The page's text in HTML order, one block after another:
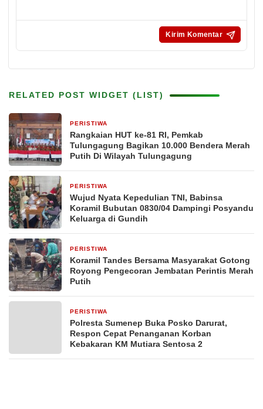
RELATED POST WIDGET (LIST)
PERISTIWA
Rangkaian HUT ke-81 RI, Pemkab
Tulungagung Bagikan 10.000 Bendera Merah
Putih Di Wilayah Tulungagung
PERISTIWA
Wujud Nyata Kepedulian TNI, Babinsa
Koramil Bubutan 0830/04 Dampingi Posyandu
Keluarga di Gundih
PERISTIWA
Koramil Tandes Bersama Masyarakat Gotong
Royong Pengecoran Jembatan Perintis Merah
Putih
PERISTIWA
Polresta Sumenep Buka Posko Darurat,
Respon Cepat Penanganan Korban
Kebakaran KM Mutiara Sentosa 2